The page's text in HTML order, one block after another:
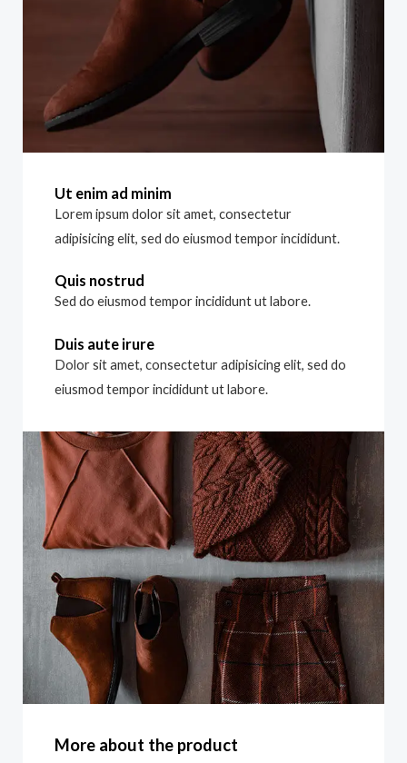
Ut enim ad minim
Lorem ipsum dolor sit amet, consectetur
adipisicing elit, sed do eiusmod tempor incididunt.
Quis nostrud
Sed do eiusmod tempor incididunt ut labore.
Duis aute irure
Dolor sit amet, consectetur adipisicing elit, sed do
eiusmod tempor incididunt ut labore.
More about the product